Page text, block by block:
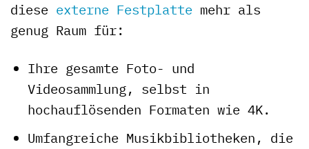
diese externe Festplatte mehr als
genug Raum für:
Ihre gesamte Foto- und
Videosammlung, selbst in
hochauflösenden Formaten wie 4K.
Umfangreiche Musikbibliotheken, die